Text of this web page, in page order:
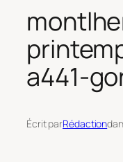
a441-
Écrit parRédaction